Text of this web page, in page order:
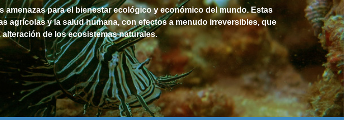
para el bienestar ecológico y económico del mundo. Estas
agrícolas y la salud humana, con efectos a menudo irreversibles, que
de los ecosistemas naturales.